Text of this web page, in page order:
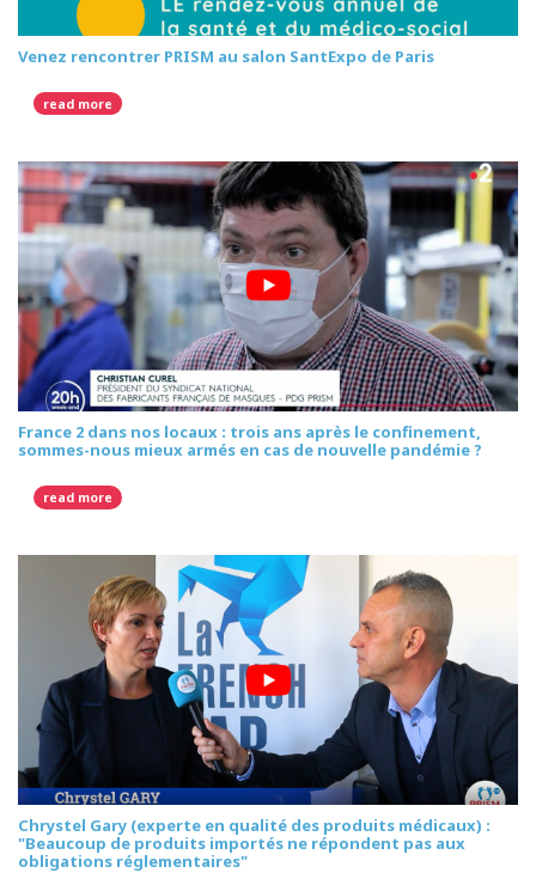
Venez rencontrer PRISM au salon SantExpo de Paris
read more
France 2 dans nos locaux : trois ans après le confinement,
sommes-nous mieux armés en cas de nouvelle pandémie ?
read more
Chrystel Gary (experte en qualité des produits médicaux) :
"Beaucoup de produits importés ne répondent pas aux
obligations réglementaires"